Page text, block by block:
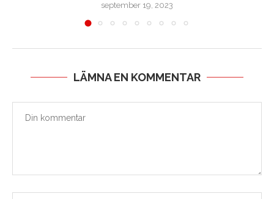
september 19, 2023
LÄMNA EN KOMMENTAR